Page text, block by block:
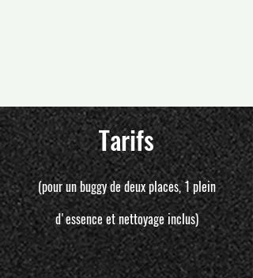
Tarifs
(pour un buggy de deux places, 1 plein
d'essence et nettoyage inclus)